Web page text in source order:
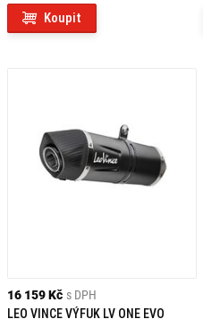
Koupit
16 159 Kč s DPH
LEO VINCE VÝFUK LV ONE EVO